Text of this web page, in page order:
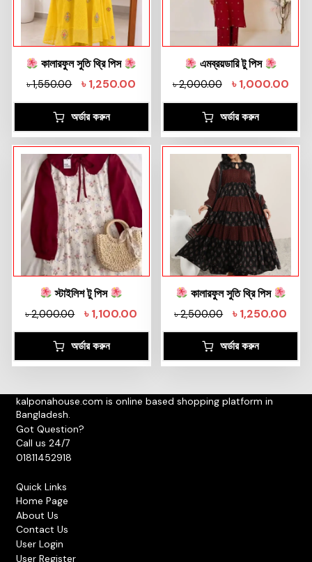
কালারফুল সুতি থ্রি পিস
৳1,550.00 ৳1,250.00
অর্ডার করুন
এমব্রয়ডারি টু পিস
৳2,000.00 ৳1,000.00
অর্ডার করুন
স্টাইলিশ টু পিস
৳2,000.00 ৳1,100.00
অর্ডার করুন
কালারফুল সুতি থ্রি পিস
৳2,500.00 ৳1,250.00
অর্ডার করুন
kalponahouse.com is online based shopping platform in
Bangladesh.
Got Question?
Call us 24/7
01811452918
Quick Links
Home Page
About Us
Contact Us
User Login
User Register